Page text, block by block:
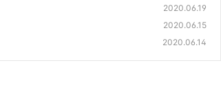
2020.06.19
2020.06.15
2020.06.14